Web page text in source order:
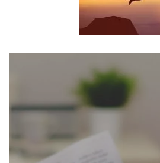
ואירועים
הסמיקונדקטור כולל מהנדסים,